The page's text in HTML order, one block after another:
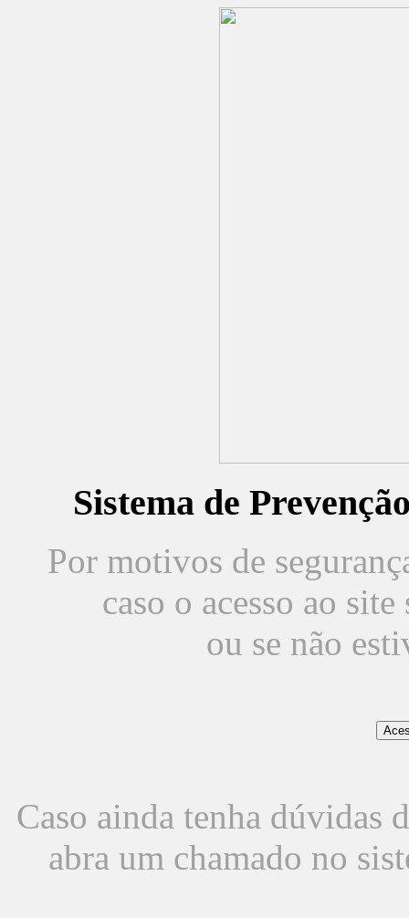
Sistema de
Por motivos de
caso o acesso ao
ou se não
Caso ainda tenha dúvidas
abra um chamado no